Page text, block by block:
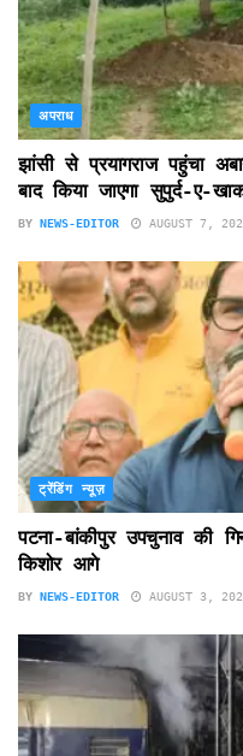
अपराध
झांसी से प्रयागराज पहुंचा
बाद किया जाएगा सुपुर्द-ए-
BY NEWS-EDITOR AUGUST 7,
ट्रेंडिंग न्यूज़
पटना-बांकीपुर उपचुनाव की
किशोर आगे
BY NEWS-EDITOR AUGUST 3,